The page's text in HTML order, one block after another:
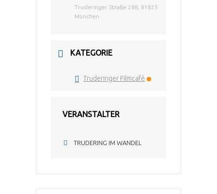
Truderinger Straße 288, 81825
München
KATEGORIE
Truderinger Filmcafé
VERANSTALTER
TRUDERING IM WANDEL